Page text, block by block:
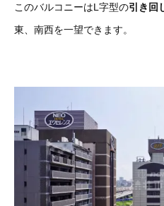
このバルコニーはL字型の引き回
東、南西を一望できます。